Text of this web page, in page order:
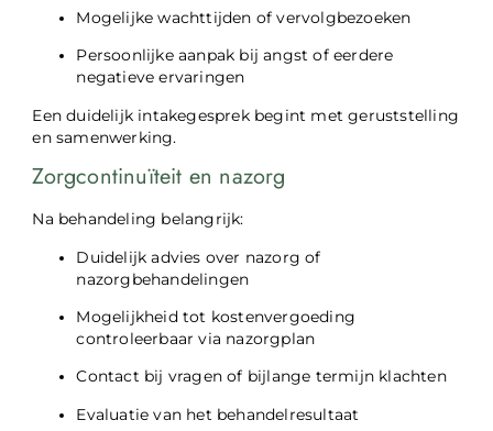
Mogelijke wachttijden of vervolgbezoeken
Persoonlijke aanpak bij angst of eerdere
negatieve ervaringen
Een duidelijk intakegesprek begint met geruststelling
en samenwerking.
Zorgcontinuïteit en nazorg
Na behandeling belangrijk:
Duidelijk advies over nazorg of
nazorgbehandelingen
Mogelijkheid tot kostenvergoeding
controleerbaar via nazorgplan
Contact bij vragen of bijlange termijn klachten
Evaluatie van het behandelresultaat